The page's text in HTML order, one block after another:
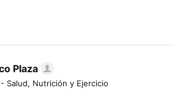
Plaza
Salud, Nutrición y Ejercicio